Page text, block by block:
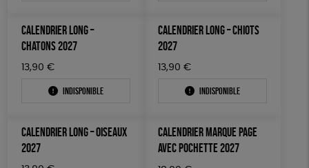
TOUT
CALENDRIER LONG –
CHATONS 2027
13,90 €
Indisponible
CALENDRIER LONG – CHIOTS
2027
13,90 €
Indisponible
CALENDRIER LONG – OISEAUX
2027
CALENDRIER MARQUE PAGE
AVEC POCHETTE 2027